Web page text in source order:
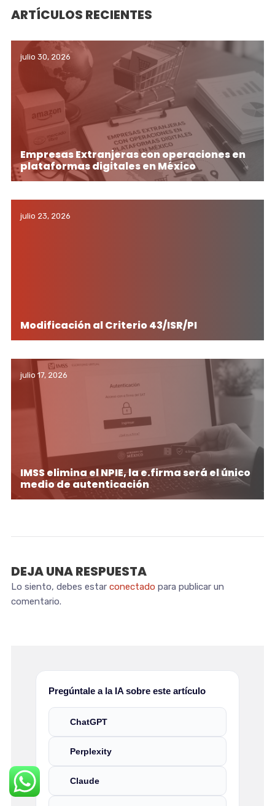
ARTÍCULOS RECIENTES
julio 30, 2026
Empresas Extranjeras con operaciones en
plataformas digitales en México
julio 23, 2026
Modificación al Criterio 43/ISR/PI
julio 17, 2026
IMSS elimina el NPIE, la e.firma será el único
medio de autenticación
DEJA UNA RESPUESTA
Lo siento, debes estar conectado para publicar un
comentario.
Pregúntale a la IA sobre este artículo
ChatGPT
Perplexity
Claude